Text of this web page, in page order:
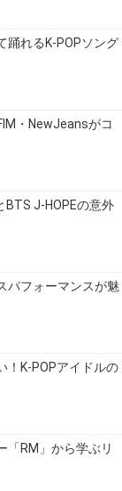
踊れるK-POPソング
・NewJeansがコ
BTS J-HOPEの意外
パフォーマンスが魅
！K-POPアイドルの
「RM」から学ぶリ